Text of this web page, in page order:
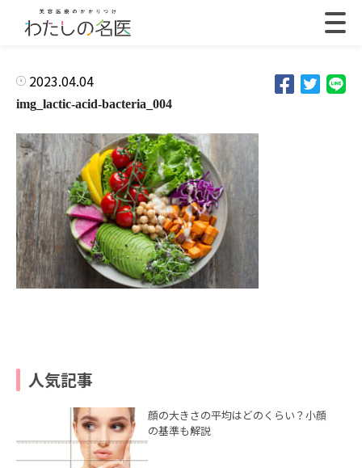
2023.04.04
img_lactic-acid-bacteria_004
人気記事
顔の大きさの平均はどのくらい？小顔
の基準も解説